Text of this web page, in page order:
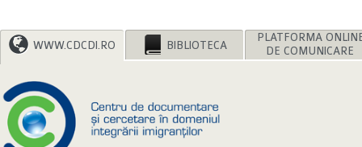
WWW.CDCDI.RO BIBLIOTECA DE COMUNICARE